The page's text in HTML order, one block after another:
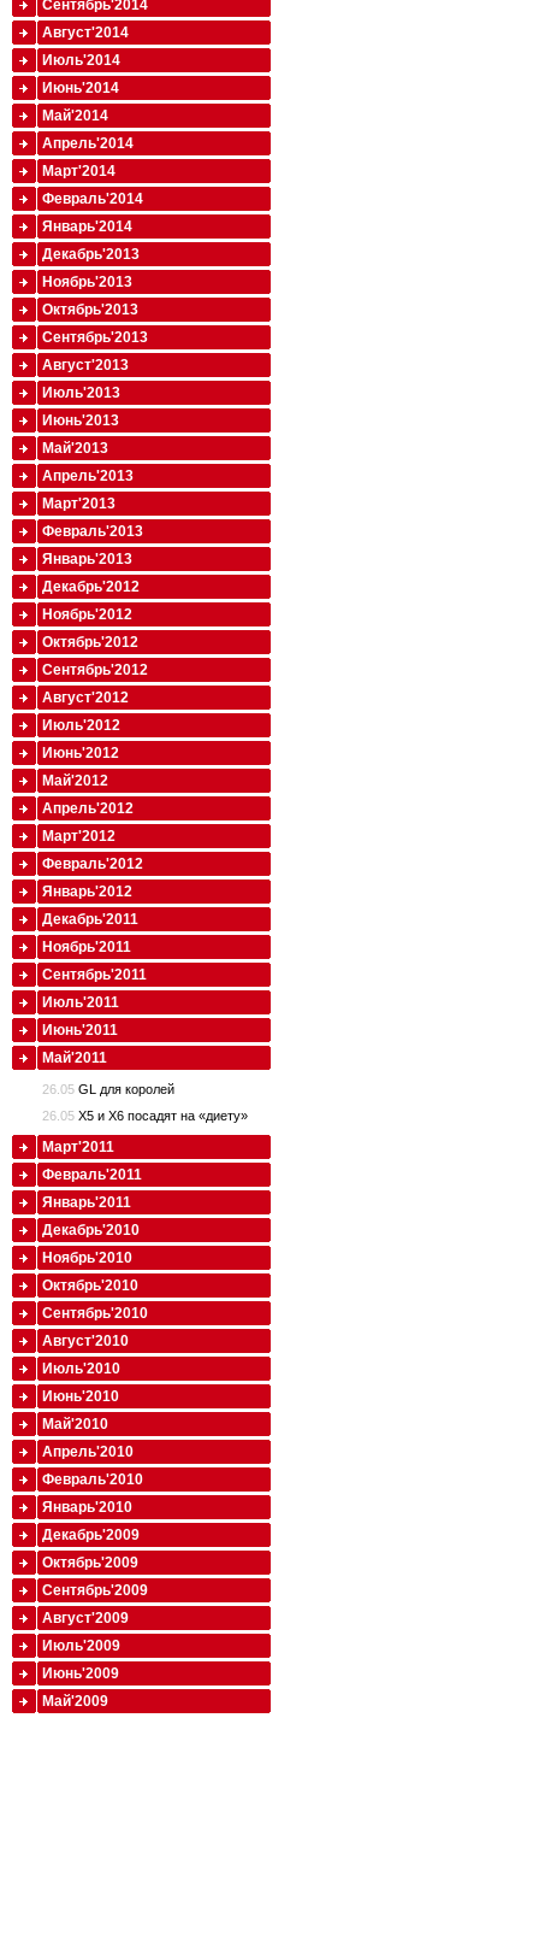
Сентябрь'2014
Август'2014
Июль'2014
Июнь'2014
Май'2014
Апрель'2014
Март'2014
Февраль'2014
Январь'2014
Декабрь'2013
Ноябрь'2013
Октябрь'2013
Сентябрь'2013
Август'2013
Июль'2013
Июнь'2013
Май'2013
Апрель'2013
Март'2013
Февраль'2013
Январь'2013
Декабрь'2012
Ноябрь'2012
Октябрь'2012
Сентябрь'2012
Август'2012
Июль'2012
Июнь'2012
Май'2012
Апрель'2012
Март'2012
Февраль'2012
Январь'2012
Декабрь'2011
Ноябрь'2011
Сентябрь'2011
Июль'2011
Июнь'2011
Май'2011
26.05 GL для королей
26.05 X5 и X6 посадят на «диету»
Март'2011
Февраль'2011
Январь'2011
Декабрь'2010
Ноябрь'2010
Октябрь'2010
Сентябрь'2010
Август'2010
Июль'2010
Июнь'2010
Май'2010
Апрель'2010
Февраль'2010
Январь'2010
Декабрь'2009
Октябрь'2009
Сентябрь'2009
Август'2009
Июль'2009
Июнь'2009
Май'2009